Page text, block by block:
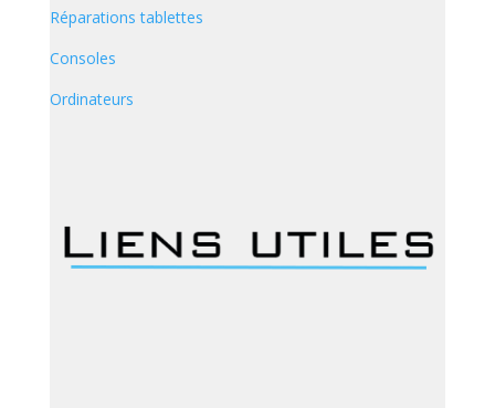
Réparations tablettes
Consoles
Ordinateurs